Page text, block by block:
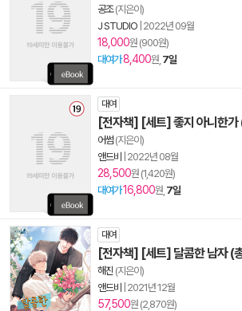
공조(지은이)
J STUDIO 2022년 09월
18,000원 (900원)
대여가8,400원, 7일
대여
[전자책] [세트] 좋지 아니한
어썸 (지은이)
앤드비
2022년 08월
28,500원 (1,420원)
대여가16,800원, 7일
대여
[전자책] [세트] 달콤한 남자 (
해진 (지은이)
앤드비
2021년 12월
57,500원 (2,870원)